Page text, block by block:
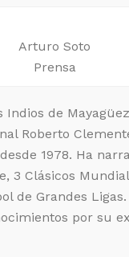
Arturo Soto
Prensa
Indios de
Roberto
1978. Ha
3 Clásicos
de Grandes
por su